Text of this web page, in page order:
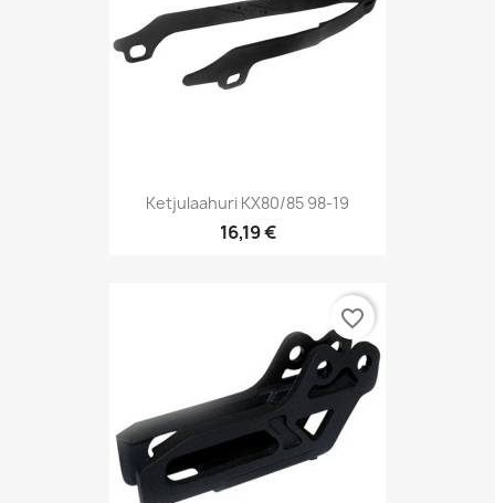
Ketjulaahuri KX80/85 98-19
16,19 €
favorite_border